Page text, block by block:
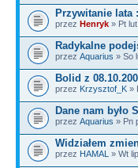
Przywitanie lata
przez Henryk » Pt
Radykalne
przez Aquarius » So
Bolid z
przez Krzysztof_K »
Dane nam było
przez Aquarius » Pn
Widziałem
przez HAMAL » Wt